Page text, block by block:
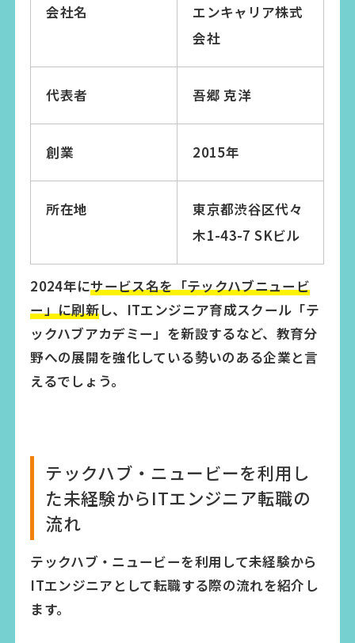
会社名
エンキャリア株式
会社
代表者 吾郷 克洋
創業 2015年
所在地
東京都渋谷区代々
木1-43-7 SKビル
2024年にサービス名を「テックハブニュービ
ー」に刷新し、ITエンジニア育成スクール「テ
ックハブアカデミー」を新設するなど、教育分
野への展開を強化している勢いのある企業と言
えるでしょう。
テックハブ・ニュービーを利用し
た未経験からITエンジニア転職の
流れ
テックハブ・ニュービーを利用して未経験から
ITエンジニアとして転職する際の流れを紹介し
ます。